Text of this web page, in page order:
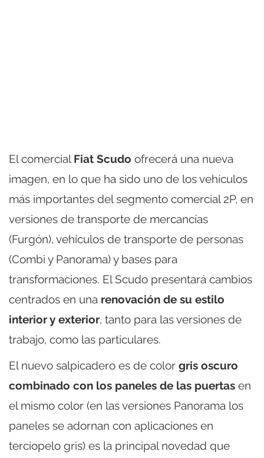
El comercial Fiat Scudo ofrecerá una nueva
imagen, en lo que ha sido uno de los vehículos
más importantes del segmento comercial 2P, en
versiones de transporte de mercancías
(Furgón), vehículos de transporte de personas
(Combi y Panorama) y bases para
transformaciones. El Scudo presentará cambios
centrados en una renovación de su estilo
interior y exterior, tanto para las versiones de
trabajo, como las particulares.
El nuevo salpicadero es de color gris oscuro
combinado con los paneles de las puertas en
el mismo color (en las versiones Panorama los
paneles se adornan con aplicaciones en
terciopelo gris) es la principal novedad que